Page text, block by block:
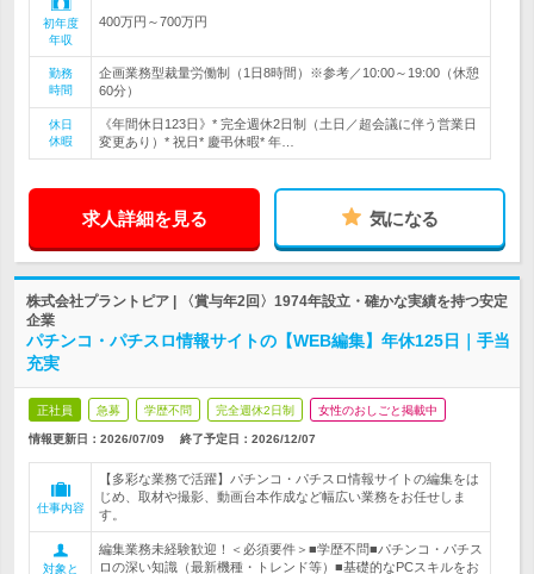
初年度
年収
400万円～700万円
勤務
時間
企画業務型裁量労働制（1日8時間）※参考／10:00～19:00（休憩
60分）
休日
休暇
《年間休日123日》* 完全週休2日制（土日／超会議に伴う営業日
変更あり）* 祝日* 慶弔休暇* 年…
求人詳細を見る 気になる
株式会社プラントピア | 〈賞与年2回〉1974年設立・確かな実績を持つ安定
企業
パチンコ・パチスロ情報サイトの【WEB編集】年休125日｜手当
充実
正社員 急募 学歴不問 完全週休2日制 女性のおしごと掲載中
情報更新日：2026/07/09 終了予定日： 2026/12/07
仕事内容
【多彩な業務で活躍】パチンコ・パチスロ情報サイトの編集をは
じめ、取材や撮影、動画台本作成など幅広い業務をお任せしま
す。
対象と
編集業務未経験歓迎！＜必須要件＞■学歴不問■パチンコ・パチス
ロの深い知識（最新機種・トレンド等）■基礎的なPCスキルをお